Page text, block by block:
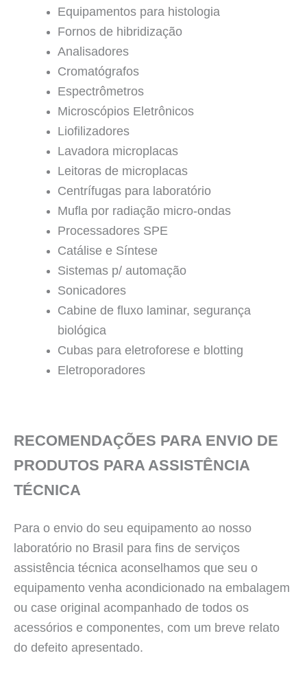
Equipamentos para histologia
Fornos de hibridização
Analisadores
Cromatógrafos
Espectrômetros
Microscópios Eletrônicos
Liofilizadores
Lavadora microplacas
Leitoras de microplacas
Centrífugas para laboratório
Mufla por radiação micro-ondas
Processadores SPE
Catálise e Síntese
Sistemas p/ automação
Sonicadores
Cabine de fluxo laminar, segurança
biológica
Cubas para eletroforese e blotting
Eletroporadores
RECOMENDAÇÕES PARA ENVIO DE
PRODUTOS PARA ASSISTÊNCIA
TÉCNICA
Para o envio do seu equipamento ao nosso
laboratório no Brasil para fins de serviços
assistência técnica aconselhamos que seu o
equipamento venha acondicionado na embalagem
ou case original acompanhado de todos os
acessórios e componentes, com um breve relato
do defeito apresentado.